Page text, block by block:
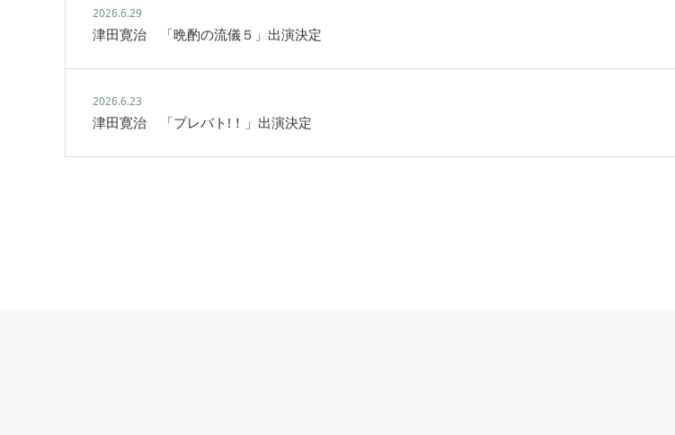
2026.6.29
津田寛治 「晩酌の流儀５」出演決定
2026.6.23
津田寛治 「プレバト!！」出演決定